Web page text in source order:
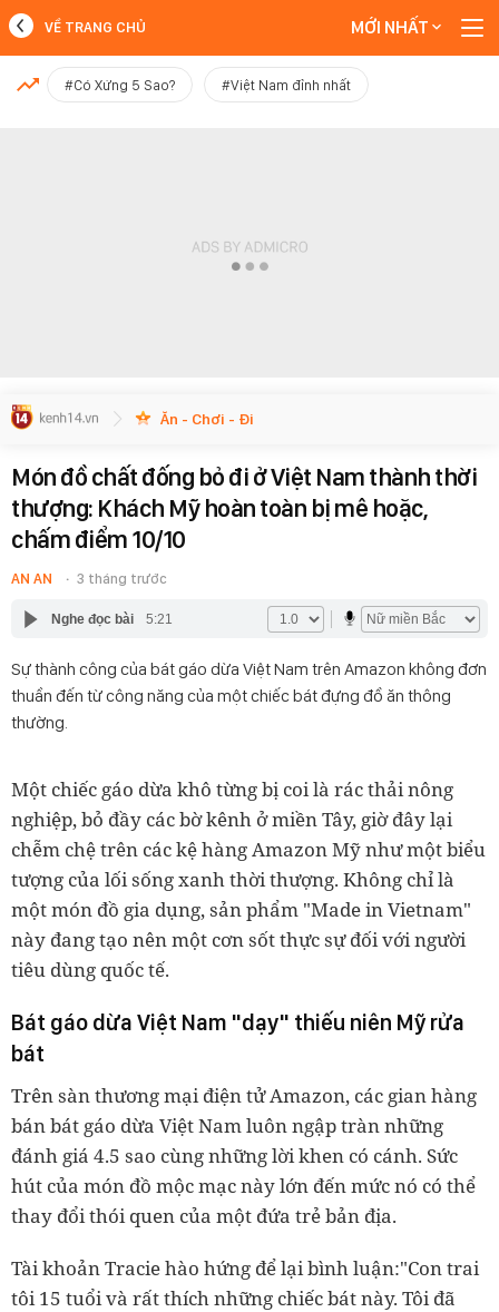
MỚI NHẤT
VỀ TRANG CHỦ MỚI NHẤT
#Có Xứng 5 Sao? #Việt Nam đỉnh nhất
Ăn - Chơi - Đi
Món đồ chất đống bỏ đi ở Việt Nam thành thời
thượng: Khách Mỹ hoàn toàn bị mê hoặc,
chấm điểm 10/10
AN AN 3 tháng trước
Nghe đọc bài 5:21
Sự thành công của bát gáo dừa Việt Nam trên Amazon không đơn
thuần đến từ công năng của một chiếc bát đựng đồ ăn thông
thường.
Một chiếc gáo dừa khô từng bị coi là rác thải nông
nghiệp, bỏ đầy các bờ kênh ở miền Tây, giờ đây lại
chễm chệ trên các kệ hàng Amazon Mỹ như một biểu
tượng của lối sống xanh thời thượng. Không chỉ là
một món đồ gia dụng, sản phẩm "Made in Vietnam"
này đang tạo nên một cơn sốt thực sự đối với người
tiêu dùng quốc tế.
Bát gáo dừa Việt Nam "dạy" thiếu niên Mỹ rửa
bát
Trên sàn thương mại điện tử Amazon, các gian hàng
bán bát gáo dừa Việt Nam luôn ngập tràn những
đánh giá 4.5 sao cùng những lời khen có cánh. Sức
hút của món đồ mộc mạc này lớn đến mức nó có thể
thay đổi thói quen của một đứa trẻ bản địa.
Tài khoản Tracie hào hứng để lại bình luận:"Con trai
tôi 15 tuổi và rất thích những chiếc bát này. Tôi đã